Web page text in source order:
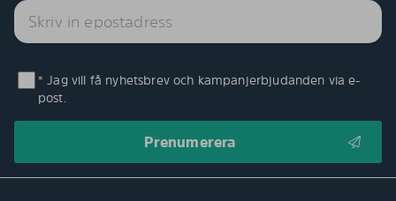
* Jag vill få nyhetsbrev och kampanjerbjudanden via e-
post.